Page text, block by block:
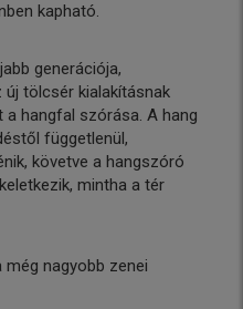
kapható.
generációja,
tölcsér kialakításnak
hangfal szórása. A hang
függetlenül,
követve a hangszóró
mintha a tér
nagyobb zenei